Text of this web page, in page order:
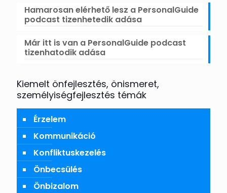
Hamarosan elérhető lesz a PersonalGuide
podcast tizenhetedik adása
Már itt is van a PersonalGuide podcast
tizenhatodik adása
Kiemelt önfejlesztés, önismeret,
személyiségfejlesztés témák
Érzelem
Kommunikáció
Konfliktuskezelés
Önbecsülés
Önbizalom